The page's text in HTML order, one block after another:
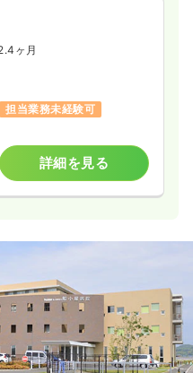
ヶ月
担当業務未経験可
詳細を見る